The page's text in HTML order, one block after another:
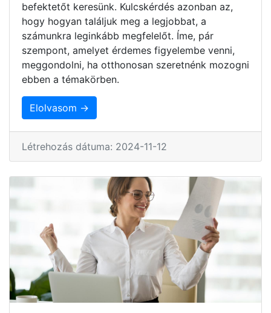
befektetőt keresünk. Kulcskérdés azonban az,
hogy hogyan találjuk meg a legjobbat, a
számunkra leginkább megfelelőt. Íme, pár
szempont, amelyet érdemes figyelembe venni,
meggondolni, ha otthonosan szeretnénk mozogni
ebben a témakörben.
Elolvasom →
Létrehozás dátuma: 2024-11-12